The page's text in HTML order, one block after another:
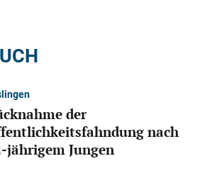
der
nach
jährigem Jungen